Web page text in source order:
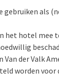
gebruiken als
het hotel mee
Van der Valk
worden